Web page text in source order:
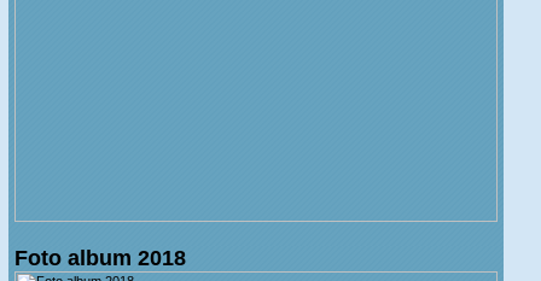
Foto album 2018